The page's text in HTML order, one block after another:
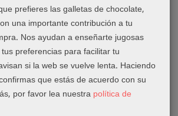
prefieres las galletas de chocolate,
una importante contribución a tu
Nos ayudan a enseñarte jugosas
preferencias para facilitar tu
si la web se vuelve lenta. Haciendo
que estás de acuerdo con su
por favor lea nuestra política de